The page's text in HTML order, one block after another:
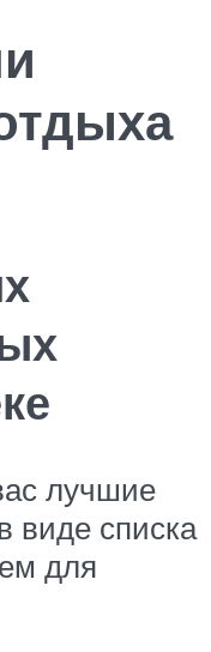
лучшие
виде списка
для